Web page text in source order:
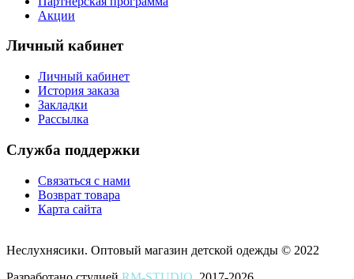
Акции
Личный кабинет
Личный кабинет
История заказа
Закладки
Рассылка
Служба поддержки
Связаться с нами
Возврат товара
Карта сайта
Неслухнясики. Оптовый магазин детской одежды © 2022